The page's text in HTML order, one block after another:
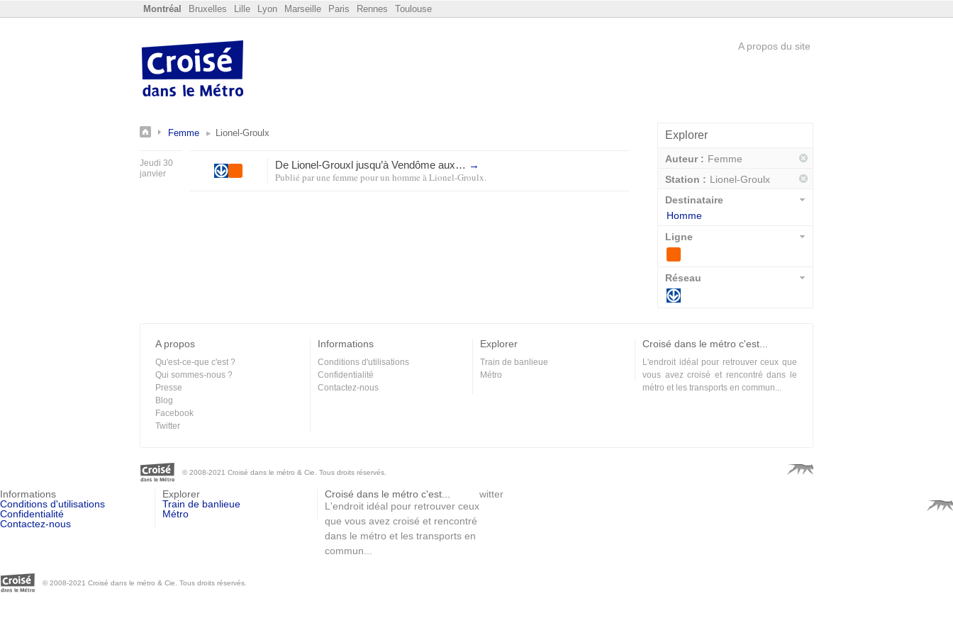
Montréal Bruxelles Lille Lyon Marseille Paris Rennes Toulouse
A propos du site
Femme Lionel-Groulx
Jeudi 30
janvier
De Lionel-Grouxl jusqu’à Vendôme aux… →
Publié parune femme pour un homme àLionel-Groulx.
Explorer
Auteur : Femme
Station : Lionel-Groulx
Destinataire
Homme
Ligne
Réseau
A propos
Qu'est-ce-que c'est ?
Qui sommes-nous ?
Presse
Blog
Facebook
Twitter
Informations
Conditions d'utilisations
Confidentialité
Contactez-nous
Explorer
Train de banlieue
Métro
Croisé dans le métro c'est...
L'endroit idéal pour retrouver ceux que
vous avez croisé et rencontré dans le
métro et les transports en commun...
© 2008-2021 Croisé dans le métro & Cie. Tous droits réservés.
witter
Informations
Conditions d'utilisations
Confidentialité
Contactez-nous
Explorer
Train de banlieue
Métro
Croisé dans le métro c'est...
L'endroit idéal pour retrouver ceux
que vous avez croisé et rencontré
dans le métro et les transports en
commun...
© 2008-2021 Croisé dans le métro & Cie. Tous droits réservés.